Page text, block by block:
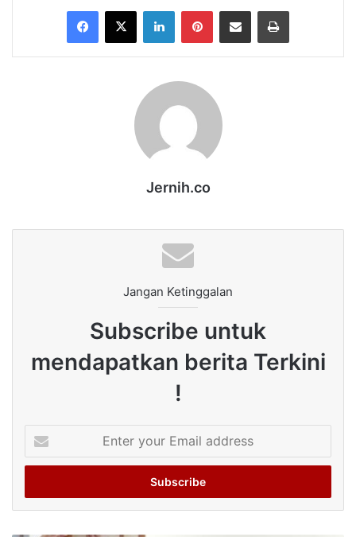
Facebook
X LinkedInPinterestShare via Email Print
Jernih.co
Jangan Ketinggalan
Subscribe untuk
mendapatkan berita Terkini
!
your
Email